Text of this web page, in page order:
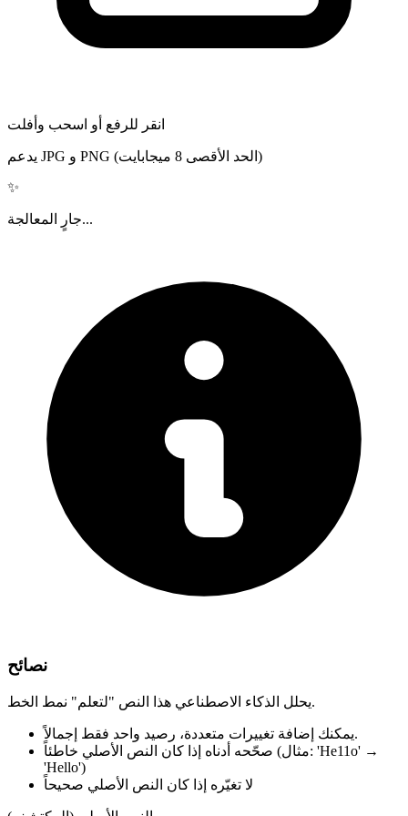
انقر للرفع أو اسحب وأفلت
يدعم JPG و PNG (الحد الأقصى 8 ميجابايت)
✨
جارٍ المعالجة...
نصائح
يحلل الذكاء الاصطناعي هذا النص "لتعلم" نمط الخط.
يمكنك إضافة تغييرات متعددة،رصيد واحد فقط إجمالاً.
صحّحه أدناه إذا كان النص الأصلي خاطئاً
(مثال: 'He11o' →
'Hello')
لا تغيّره إذا كان النص الأصلي صحيحاً